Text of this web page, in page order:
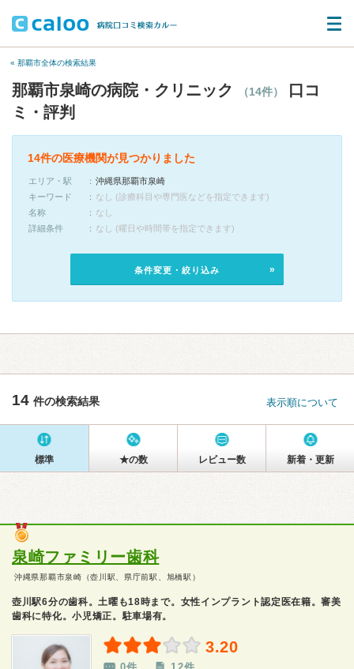
« 那覇市全体の検索結果
那覇市泉崎の病院・クリニック （14件）
口コ
ミ・評判
14件の医療機関が見つかりました
エリア・駅
沖縄県那覇市泉崎
キーワード
なし (診療科目や専門医などを指定できます)
名称
なし
詳細条件
なし (曜日や時間帯を指定できます)
条件変更・絞り込み
14 件の検索結果 表示順について
標準 ★の数 レビュー数 新着・更新
泉崎ファミリー歯科
沖縄県那覇市泉崎（壺川駅、県庁前駅、旭橋駅）
壺川駅6分の歯科。土曜も18時まで。女性インプラント認定医在籍。審美
歯科に特化。小児矯正。駐車場有。
3.20